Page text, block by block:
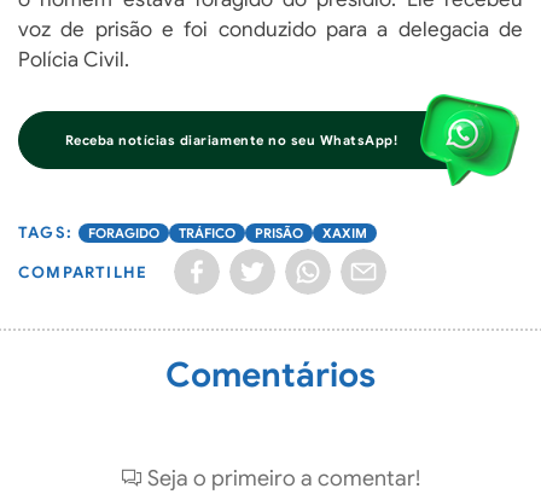
voz de prisão e foi conduzido para a delegacia de
Polícia Civil.
Receba notícias diariamente no seu WhatsApp!
FORAGIDO TRÁFICO PRISÃO XAXIM
COMPARTILHE
Comentários
Seja o primeiro a comentar!